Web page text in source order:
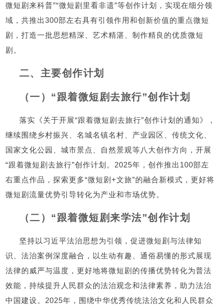
微短剧来科普”“微短剧里看非遗”等创作计划，实现在细分领
域，共推出300部左右具有引领作用和创新价值的重点微短
剧，打造一批思想精深、艺术精湛、制作精良的优质微短
剧。
二、主要创作计划
（一）“跟着微短剧去旅行”创作计划
落实《关于开展“跟着微短剧去旅行”创作计划的通知》，
继续围绕乡村振兴、名城名镇名村、产业园区、传统文化、
国家文化公园、城市景点、自然景观等八大创作方向，开展
“跟着微短剧去旅行”创作计划。2025年，创作推出100部左
右重点作品，探索更多“微短剧+文旅”的融合新模式，更好将
微短剧流量优势引导转化为产业和市场优势。
（二）“跟着微短剧来学法”创作计划
坚持以习近平法治思想为引领，促进微短剧与法律知
识、法治案例深度融合，以生动有趣、通俗易懂的形式展现
法律的威严与温度，更好地将微短剧的传播优势转化为普法
效能，持续提升人民群众的法治观念和法律素养，助力法治
中国建设。2025年，围绕中华优秀传统法治文化和人民群众